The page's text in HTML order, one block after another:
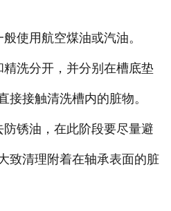
使用航空煤油或汽油。
洗分开，并分别在槽底垫
接接触清洗槽内的脏物。
锈油，在此阶段要尽量避
致清理附着在轴承表面的脏